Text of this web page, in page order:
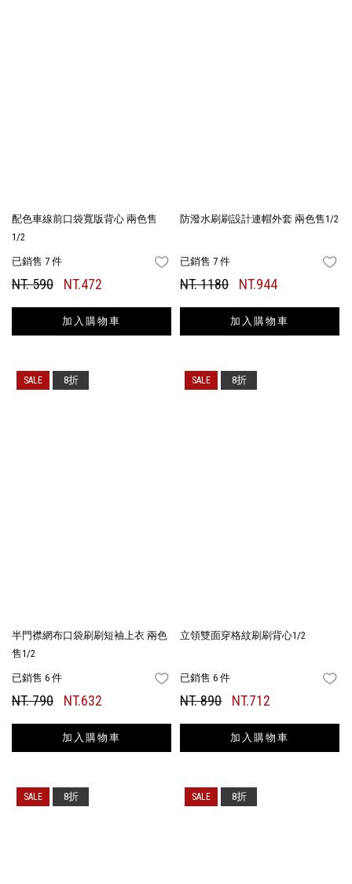
配色車線前口袋寬版背心 兩色售
1/2
已銷售 7 件 FAVORITES
NT. 590 NT.472
加入購物車
防潑水刷刷設計連帽外套 兩色售1/2
已銷售 7 件
NT. 1180 NT.944
加入購物車
半門襟網布口袋刷刷短袖上衣 兩色
售1/2
已銷售 6 件 FAVORITES
NT. 790 NT.632
加入購物車
8折
立領雙面穿格紋刷刷背心1/2
已銷售 6 件
NT. 890 NT.712
加入購物車
8折
8折 8折